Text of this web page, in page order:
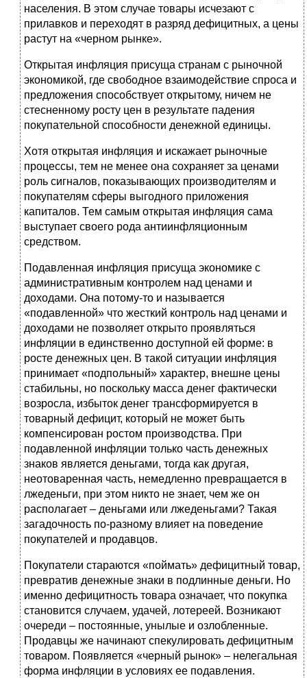
населения. В этом случае товары исчезают с
прилавков и переходят в разряд дефицитных, а цены
растут на «черном рынке».
Открытая инфляция присуща странам с рыночной
экономикой, где свободное взаимодействие спроса и
предложения способствует открытому, ничем не
стесненному росту цен в результате падения
покупательной способности денежной единицы.
Хотя открытая инфляция и искажает рыночные
процессы, тем не менее она сохраняет за ценами
роль сигналов, показывающих производителям и
покупателям сферы выгодного приложения
капиталов. Тем самым открытая инфляция сама
выступает своего рода антиинфляционным
средством.
Подавленная инфляция присуща экономике с
административным контролем над ценами и
доходами. Она потому-то и называется
«подавленной» что жесткий контроль над ценами и
доходами не позволяет открыто проявляться
инфляции в единственно доступной ей форме: в
росте денежных цен. В такой ситуации инфляция
принимает «подпольный» характер, внешне цены
стабильны, но поскольку масса денег фактически
возросла, избыток денег трансформируется в
товарный дефицит, который не может быть
компенсирован ростом производства. При
подавленной инфляции только часть денежных
знаков является деньгами, тогда как другая,
неотоваренная часть, немедленно превращается в
лжеденьги, при этом никто не знает, чем же он
располагает – деньгами или лжеденьгами? Такая
загадочность по-разному влияет на поведение
покупателей и продавцов.
Покупатели стараются «поймать» дефицитный товар,
превратив денежные знаки в подлинные деньги. Но
именно дефицитность товара означает, что покупка
становится случаем, удачей, лотереей. Возникают
очереди – постоянные, унылые и озлобленные.
Продавцы же начинают спекулировать дефицитным
товаром. Появляется «черный рынок» – нелегальная
форма инфляции в условиях ее подавления.